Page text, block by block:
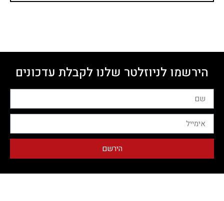
הירשמו לניוזלטר שלנו לקבלת עדכונים
הירשם